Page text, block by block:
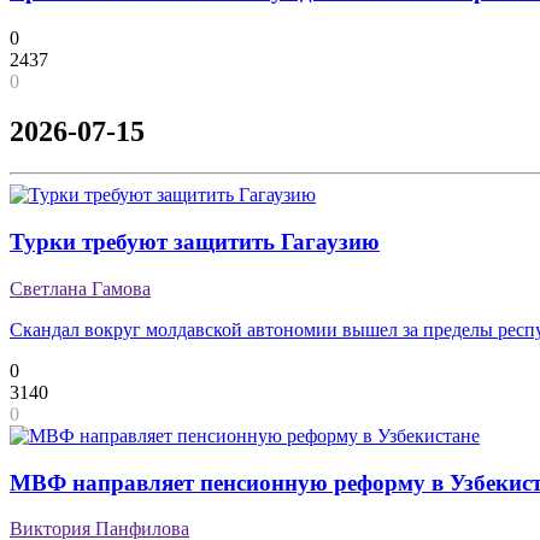
0
2437
0
2026-07-15
Турки требуют защитить Гагаузию
Светлана Гамова
Скандал вокруг молдавской автономии вышел за пределы
0
3140
0
МВФ направляет пенсионную реформу в
Виктория Панфилова